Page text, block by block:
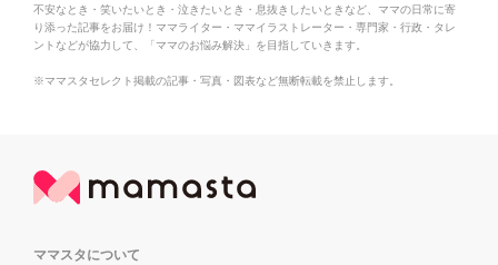
不安なとき・笑いたいとき・泣きたいとき・息抜きしたいときなど、ママの日常に寄
り添った記事をお届け！ママライター・ママイラストレーター・専門家・行政・タレ
ントなどが協力して、「ママのお悩み解決」を目指していきます。
※ママスタセレクト掲載の記事・写真・図表など無断転載を禁止します。
ママスタについて